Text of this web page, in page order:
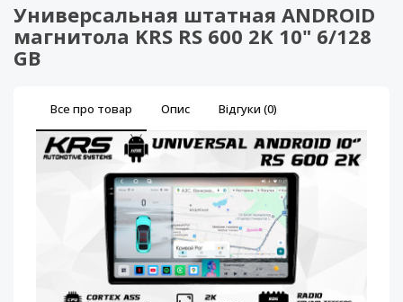
Универсальная штатная ANDROID
магнитола KRS RS 600 2K 10" 6/128
GB
Все про товар Опис Відгуки (0)